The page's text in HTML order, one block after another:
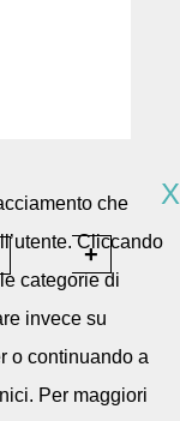
X
che
Cliccando
categorie di
invece su
o continuando a
Per maggiori